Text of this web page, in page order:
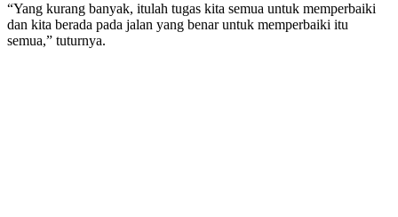
“Yang kurang banyak, itulah tugas kita semua untuk memperbaiki
dan kita berada pada jalan yang benar untuk memperbaiki itu
semua,” tuturnya.